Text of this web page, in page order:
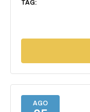
TAG:
AGO